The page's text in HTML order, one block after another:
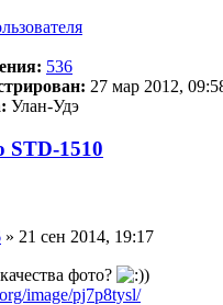
536
27 мар 2012,
Улан-Удэ
STD-1510
» 21 сен 2014, 19:17
фото?
image/pj7p8tysl/